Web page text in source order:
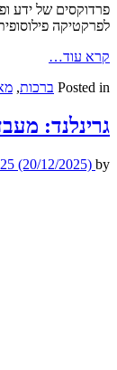
פרדוקסים של ידע
לפרקטיקה
קרא עוד…
Posted in ברכות,
גרינלנד:
(20/12/2025) by